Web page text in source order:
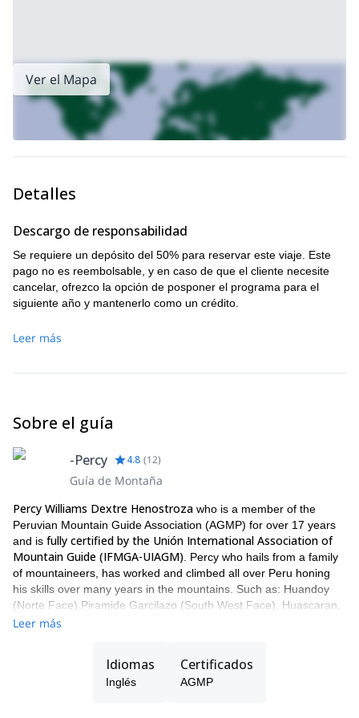
Ver el Mapa
Detalles
Descargo de responsabilidad
Se requiere un depósito del 50% para reservar este viaje. Este
pago no es reembolsable, y en caso de que el cliente necesite
cancelar, ofrezco la opción de posponer el programa para el
siguiente año y mantenerlo como un crédito.
Leer más
Sobre el guía
-Percy 4.8 (12)
Guía de Montaña
Percy Williams Dextre Henostroza who is a member of the
Peruvian Mountain Guide Association (AGMP) for over 17 years
and is fully certified by the Unión International Association of
Mountain Guide (IFMGA-UIAGM) . Percy who hails from a family
of mountaineers, has worked and climbed all over Peru honing
his skills over many years in the mountains. Such as: Huandoy
(Norte Face) Piramide Garcilazo (South West Face), Huascaran,
Alpamayo, Chopicalqui, Ranrapalca, Tocllaraju, different routes,
show you the different activities that are
available in the Cordillera Blanca and around Peru
Leer más
Idiomas
Inglés
Certificados
AGMP